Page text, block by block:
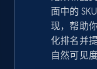
specified
URL, Product
Seller reviews,
more.
面中的
现，帮助
化排名并
自然可见度